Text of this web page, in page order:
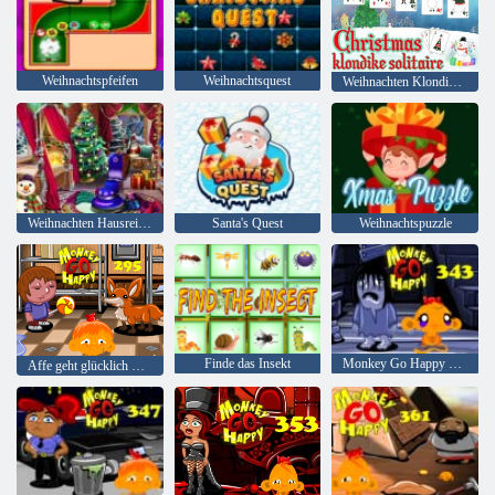
Weihnachtspfeifen Weihnachtsquest Weihnachten Klondike Solitaire
Weihnachten Hausreinigung Santa's Quest Weihnachtspuzzle
Finde das Insekt Monkey Go Happy Stage 343,